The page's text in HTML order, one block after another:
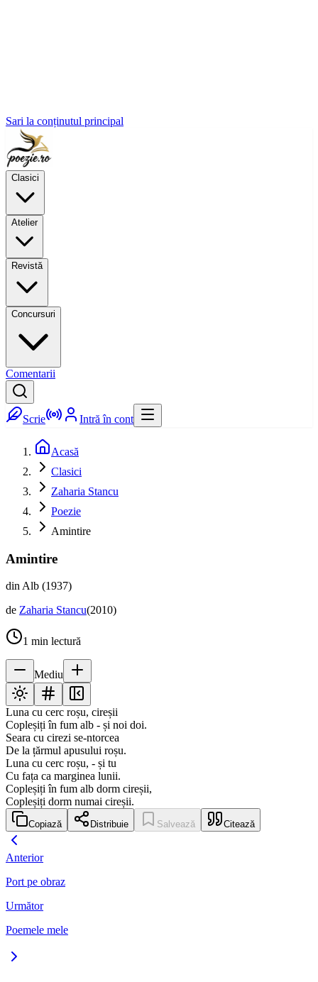
Sari la conținutul principal
Clasici
Atelier
Revistă
Concursuri
Comentarii
Scrie Intră în cont
Acasă
Clasici
Zaharia Stancu
Poezie
Amintire
Amintire
din Alb (1937)
de Zaharia Stancu(2010)
1 min lectură
Mediu
Luna cu cerc roșu, cireșii
Copleșiți în fum alb - și noi doi.
Seara cu cirezi se-ntorcea
De la țărmul apusului roșu.
Luna cu cerc roșu, - și tu
Cu fața ca marginea lunii.
Copleșiți în fum alb dorm cireșii,
Copleșiți dorm numai cireșii.
Copiază Distribuie Salvează Citează
Anterior
Port pe obraz
Următor
Poemele mele